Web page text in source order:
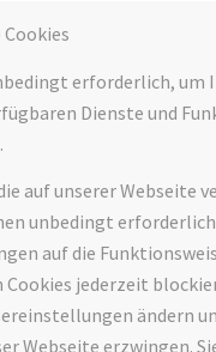
erforderlich, um
Dienste und
auf unserer Webseite
unbedingt
auf die
Cookies jederzeit
ändern
Webseite erzwingen.